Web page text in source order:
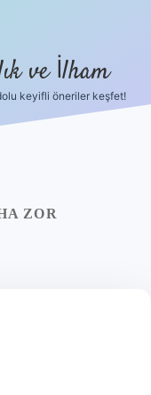
ve İlham
keyifli öneriler keşfet!
ZOR